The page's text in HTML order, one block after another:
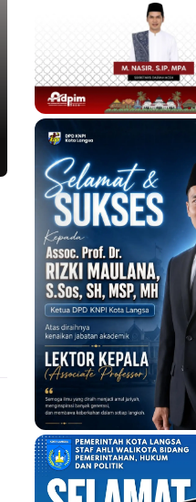
ACEH TIMUR
Peringati May
Santuni Anak
RIZKY 1 MEI 2025